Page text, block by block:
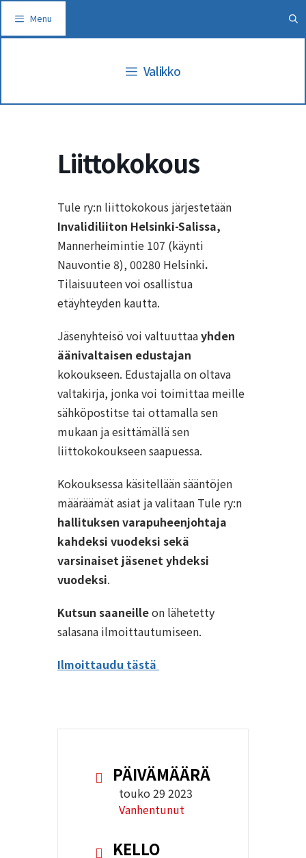
sisältöön
Menu
Valikko
Liittokokous
Tule ry:n liittokokous järjestetään
Invalidiliiton Helsinki-Salissa,
Mannerheimintie 107 (käynti
Nauvontie 8), 00280 Helsinki.
Tilaisuuteen voi osallistua
etäyhteyden kautta.
Jäsenyhteisö voi valtuuttaayhden
äänivaltaisen edustajan
kokoukseen. Edustajalla on oltava
valtakirja, jonka voi toimittaa meille
sähköpostitse tai ottamalla sen
mukaan ja esittämällä sen
liittokokoukseen saapuessa.
Kokouksessa käsitellään sääntöjen
määräämät asiat ja valitaan Tule ry:n
hallituksen varapuheenjohtaja
kahdeksi vuodeksi sekä
varsinaiset jäsenet yhdeksi
vuodeksi.
Kutsun saaneilleon lähetetty
salasana ilmoittautumiseen.
Ilmoittaudu tästä
PÄIVÄMÄÄRÄ
touko 29 2023
Vanhentunut
KELLO